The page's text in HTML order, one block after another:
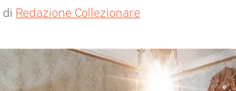
di Redazione Collezionare